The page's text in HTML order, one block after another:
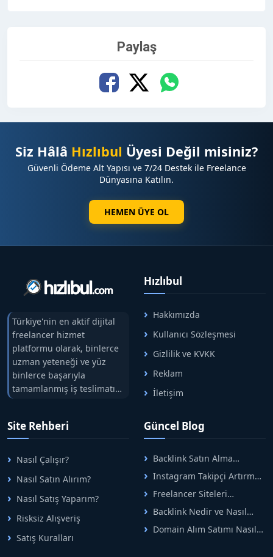
Paylaş
Siz Hâlâ Hızlıbul Üyesi Değil misiniz?
Güvenli Ödeme Alt Yapısı ve 7/24 Destek ile Freelance
Dünyasına Katılın.
HEMEN ÜYE OL
Türkiye'nin en aktif dijital
freelancer hizmet
platformu olarak, binlerce
uzman yeteneği ve yüz
binlerce başarıyla
tamamlanmış iş teslimatını
tek çatıda buluşturuyoruz.
arasındaki süreci risksiz
alışveriş sistemi ile koruyan
ticaretin güvenli
adreslerinden birisidir.
Hızlıbul
Hakkımızda
Kullanıcı Sözleşmesi
Gizlilik ve KVKK
Reklam
İletişim
Site Rehberi
Nasıl Çalışır?
Nasıl Satın Alırım?
Nasıl Satış Yaparım?
Risksiz Alışveriş
Satış Kuralları
Güncel Blog
Backlink Satın Alma
Rehberi: Güvenli SEO İçin
Doğru Adımlar
Instagram Takipçi Artırma
Yöntemleri: Organik Büyüme
Rehberi
Freelancer Siteleri
Arasında Doğru Seçim Nasıl
Yapılır
Backlink Nedir ve Nasıl
Alınır? Etkili Yöntemler
Domain Alım Satımı Nasıl